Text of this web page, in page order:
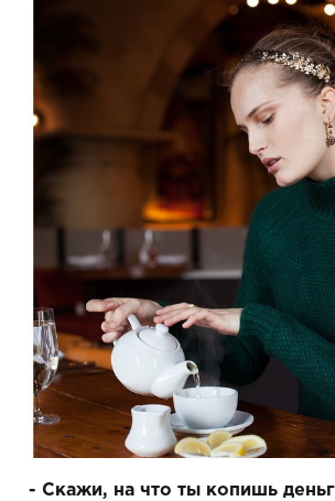
- Скажи, на что ты копишь